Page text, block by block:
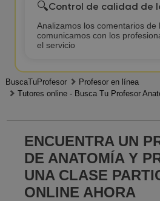
🔍Control de calidad de
Analizamos los comentarios de
comunicamos con los
el servicio
BuscaTuProfesor
Profesor en línea
Tutores online - Busca Tu Profesor
ENCUENTRA UN
DE ANATOMÍA Y
UNA CLASE
ONLINE AHORA